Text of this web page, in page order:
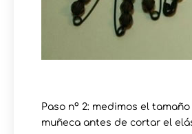
Paso nº 2: medimos el
muñeca antes de cortar el